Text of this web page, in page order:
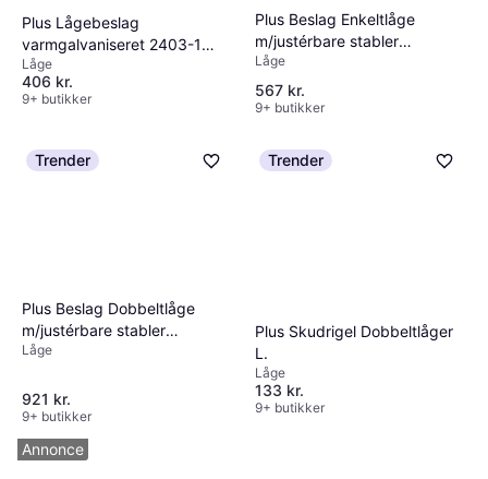
Plus Lågebeslag
varmgalvaniseret 2403-1
2436-1
Låge
406 kr.
9+ butikker
Plus Beslag Enkeltlåge
m/justérbare stabler
Anvendes
Låge
567 kr.
9+ butikker
Trender
Plus Beslag Dobbeltlåge
m/justérbare stabler
Anvendes
Låge
921 kr.
9+ butikker
Trender
Plus Skudrigel Dobbeltlåger
L.
Låge
133 kr.
9+ butikker
Annonce